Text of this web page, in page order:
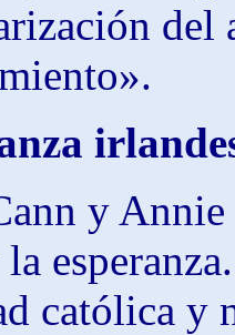
del
y Annie
católica y